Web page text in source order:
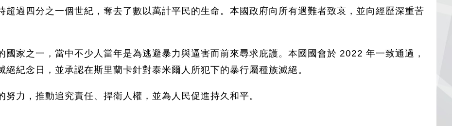
超過四分之一個世紀，奪去了數以萬計平民的生命。本國政府向所有遇難者致哀，並向經歷深重苦
國家之一，當中不少人當年是為逃避暴力與逼害而前來尋求庇護。本國國會於 2022 年一致通過，
紀念日，並承認在斯里蘭卡針對泰米爾人所犯下的暴行屬種族滅絕。
力，推動追究責任、捍衛人權，並為人民促進持久和平。